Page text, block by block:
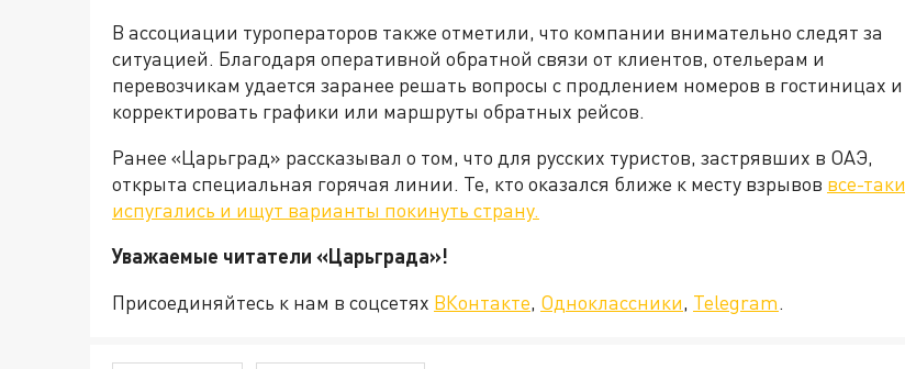
В ассоциации туроператоров также отметили, что компании внимательно следят за
ситуацией. Благодаря оперативной обратной связи от клиентов, отельерам и
перевозчикам удается заранее решать вопросы с продлением номеров в гостиницах и
корректировать графики или маршруты обратных рейсов.
Ранее «Царьград» рассказывал о том, что для русских туристов, застрявших в ОАЭ,
открыта специальная горячая линии. Те, кто оказался ближе к месту взрывов все-таки
испугались и ищут варианты покинуть страну.
Уважаемые читатели «Царьграда»!
Присоединяйтесь к нам в соцсетях ВКонтакте, Одноклассники, Telegram.